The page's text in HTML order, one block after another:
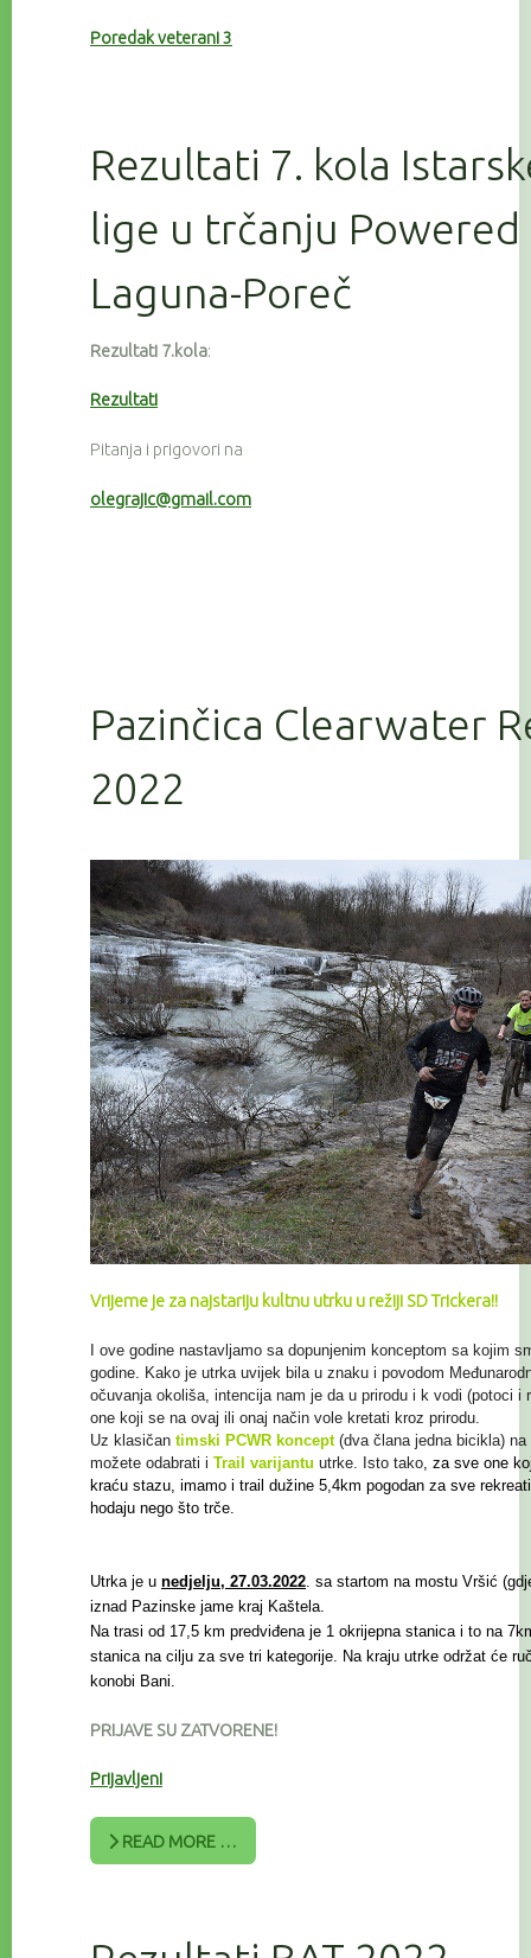
Poredak veterani 3
Rezultati 7. kola
lige u trčanju Powered
Laguna-Poreč
Rezultati 7.kola:
Rezultati
Pitanja i prigovori na
olegrajic@gmail.com
Pazinčica Clearwater
2022
Vrijeme je za najstariju kultnu utrku u režiji SD Trickera!!
I ove godine nastavljamo sa dopunjenim konceptom sa kojim
godine. Kako je utrka uvijek bila u znaku i povodom
očuvanja okoliša, intencija nam je da u prirodu i k vodi (potoci i
one koji se na ovaj ili onaj način vole kretati kroz prirodu.
Uz klasičan timski PCWR koncept(dva člana jedna bicikla)
možete odabrati i Trail varijantu utrke. Isto tako , za sve one
kraću stazu, imamo i trail dužine 5,4km pogodan za sve
hodaju nego što trče.
Utrka je u nedjelju, 27.03.2022 . sa startom na mostu Vršić
iznad Pazinske jame kraj Kaštela.
Na trasi od 17,5 km predviđena je 1 okrijepna stanica i to na
stanica na cilju za sve tri kategorije. Na kraju utrke održat će
konobi Bani.
PRIJAVE SU ZATVORENE!
Prijavljeni
READ MORE …